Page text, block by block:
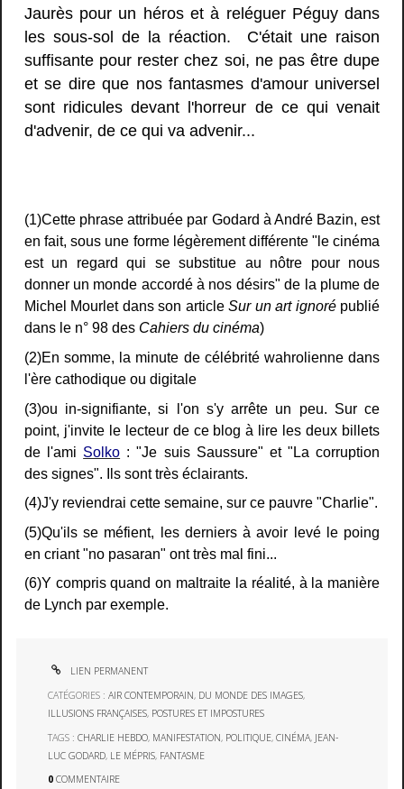
Jaurès pour un héros et à reléguer Péguy dans
les sous-sol de la réaction. C'était une raison
suffisante pour rester chez soi, ne pas être dupe
et se dire que nos fantasmes d'amour universel
sont ridicules devant l'horreur de ce qui venait
d'advenir, de ce qui va advenir...
(1)Cette phrase attribuée par Godard à André Bazin, est
en fait, sous une forme légèrement différente "le cinéma
est un regard qui se substitue au nôtre pour nous
donner un monde accordé à nos désirs" de la plume de
Michel Mourlet dans son articleSur un art ignorépublié
dans le n° 98 des Cahiers du cinéma)
(2)En somme, la minute de célébrité wahrolienne dans
l'ère cathodique ou digitale
(3)ou in-signifiante, si l'on s'y arrête un peu. Sur ce
point, j'invite le lecteur de ce blog à lire les deux billets
de l'ami Solko : "Je suis Saussure" et "La corruption
des signes". Ils sont très éclairants.
(4)J'y reviendrai cette semaine, sur ce pauvre "Charlie".
(5)Qu'ils se méfient, les derniers à avoir levé le poing
en criant "no pasaran" ont très mal fini...
(6)Y compris quand on maltraite la réalité, à la manière
de Lynch par exemple.
LIEN PERMANENT
CATÉGORIES :AIR CONTEMPORAIN, DU MONDE DES IMAGES,
ILLUSIONS FRANÇAISES, POSTURES ET IMPOSTURES
TAGS :CHARLIE HEBDO, MANIFESTATION, POLITIQUE,CINÉMA, JEAN-
LUC GODARD, LE MÉPRIS, FANTASME
0 COMMENTAIRE